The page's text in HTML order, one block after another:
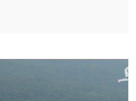
ยดยุติปฏิบัติงานในรูปแบบ WORK FROM